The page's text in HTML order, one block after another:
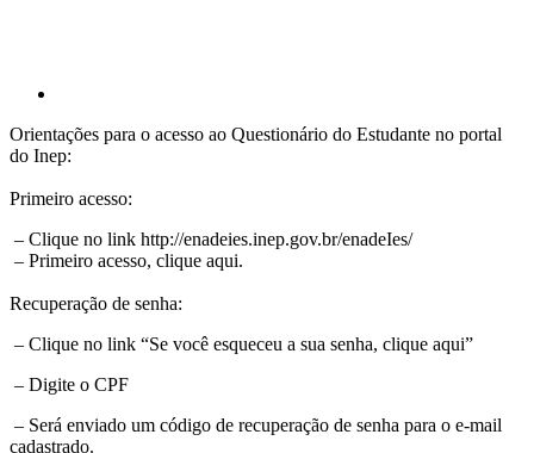
Orientações para o acesso ao Questionário do Estudante no portal
do Inep:
Primeiro acesso:
– Clique no link http://enadeies.inep.gov.br/enadeIes/
– Primeiro acesso, clique aqui.
Recuperação de senha:
– Clique no link “Se você esqueceu a sua senha, clique aqui”
– Digite o CPF
– Será enviado um código de recuperação de senha para o e-mail
cadastrado.